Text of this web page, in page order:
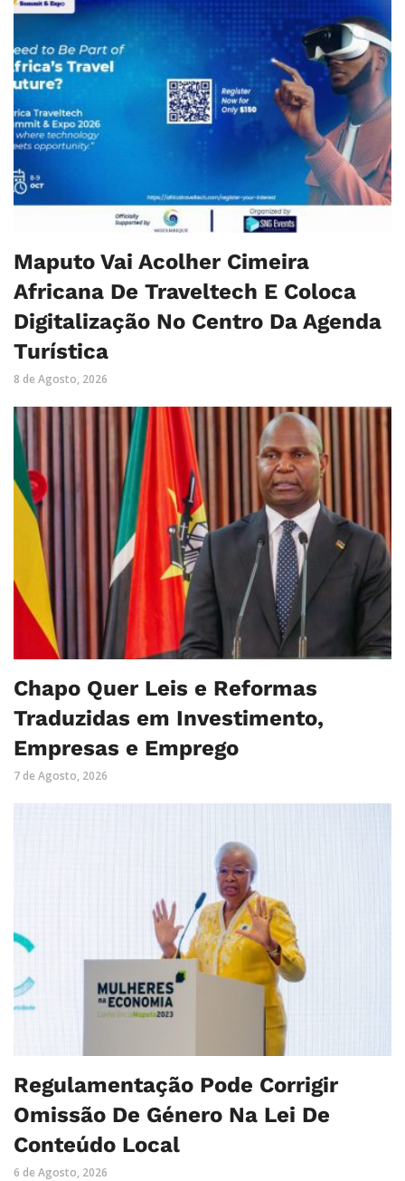
Maputo Vai Acolher Cimeira
Africana De Traveltech E Coloca
Digitalização No Centro Da Agenda
Turística
8 de Agosto, 2026
Chapo Quer Leis e Reformas
Traduzidas em Investimento,
Empresas e Emprego
7 de Agosto, 2026
Regulamentação Pode Corrigir
Omissão De Género Na Lei De
Conteúdo Local
6 de Agosto, 2026